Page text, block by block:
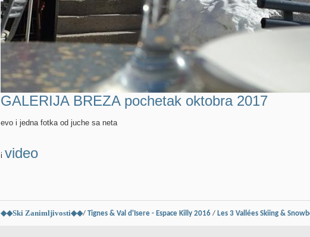
GALERIJA BREZA pochetak oktobra 2017
evo i jedna fotka od juche sa neta
i video
◆◆Ski Zanimljivosti◆◆/ Tignes & Val d'Isere - Espace Killy 2016 / Les 3 Vallées Skiing &